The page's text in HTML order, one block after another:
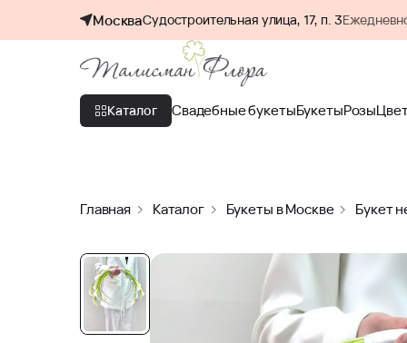
МоскваСудостроительная улица, 17, п. 3
Каталог Свадебные букетыБукетыРозы
Главная Каталог Букеты в Москве Букет